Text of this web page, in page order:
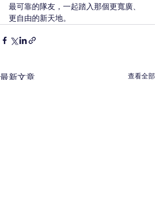
最可靠的隊友，一起踏入那個更寬廣、
更自由的新天地。
最新文章 查看全部